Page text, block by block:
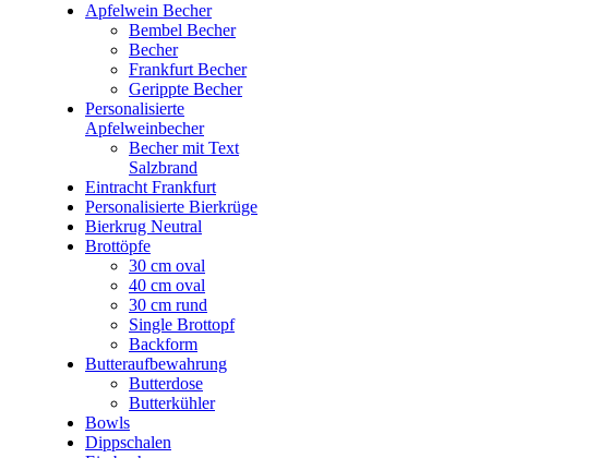
Apfelwein Becher
Bembel Becher
Becher
Frankfurt Becher
Gerippte Becher
Personalisierte
Apfelweinbecher
Becher mit Text
Salzbrand
Eintracht Frankfurt
Personalisierte Bierkrüge
Bierkrug Neutral
Brottöpfe
30 cm oval
40 cm oval
30 cm rund
Single Brottopf
Backform
Butteraufbewahrung
Butterdose
Butterkühler
Bowls
Dippschalen